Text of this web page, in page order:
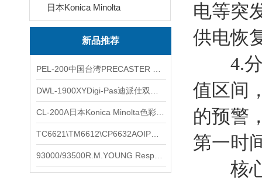
日本Konica Minolta
新品推荐
电等突
供电恢
4.分
值区间
的预警
第一时
核心